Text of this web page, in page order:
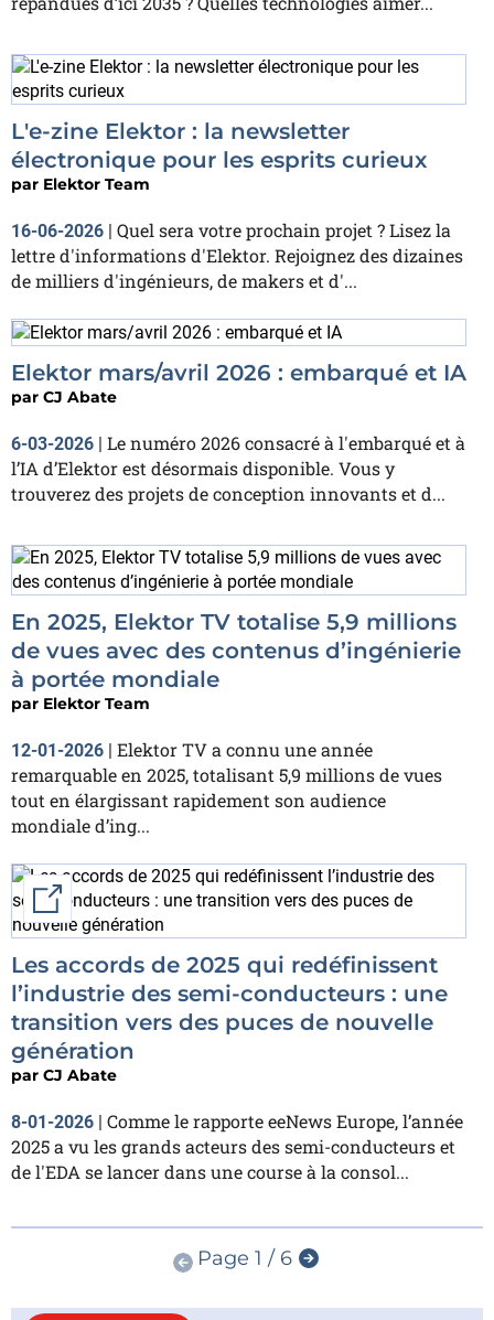
L'e-zine Elektor : la newsletter
électronique pour les esprits curieux
par Elektor Team
16-06-2026
Quel sera votre prochain projet ? Lisez la
lettre d'informations d'Elektor. Rejoignez des dizaines
de milliers d'ingénieurs, de makers et d'...
Elektor mars/avril 2026 : embarqué et IA
par CJ Abate
6-03-2026 | Le numéro 2026 consacré à l'embarqué et à
l’IA d’Elektor est désormais disponible. Vous y
trouverez des projets de conception innovants et d...
En 2025, Elektor TV totalise 5,9 millions
de vues avec des contenus d’ingénierie
à portée mondiale
par Elektor Team
12-01-2026 | Elektor TV a connu une année
remarquable en 2025, totalisant 5,9 millions de vues
tout en élargissant rapidement son audience
mondiale d’ing...
External link
Les accords de 2025 qui redéfinissent
l’industrie des semi-conducteurs : une
transition vers des puces de nouvelle
génération
par CJ Abate
8-01-2026 | Comme le rapporte eeNews Europe, l’année
2025 a vu les grands acteurs des semi-conducteurs et
de l'EDA se lancer dans une course à la consol...
Page 1 / 6